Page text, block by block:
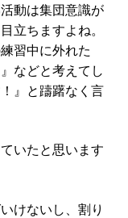
動は集団意識が
立ちますよね。
習中に外れた
などと考えてし
』と躊躇なく言
いたと思います
けないし、割り